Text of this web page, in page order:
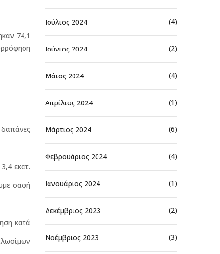
74,1
δαπάνες
εκατ.
σαφή
κατά
Ιούλιος 2024 (4)
Ιούνιος 2024 (2)
Μάιος 2024 (4)
Απρίλιος 2024 (1)
Μάρτιος 2024 (6)
Φεβρουάριος 2024 (4)
Ιανουάριος 2024 (1)
Δεκέμβριος 2023 (2)
Νοέμβριος 2023 (3)